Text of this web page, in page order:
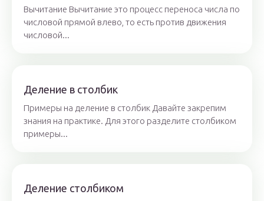
Вычитание Вычитание это процесс переноса числа по
числовой прямой влево, то есть против движения
числовой...
Деление в столбик
Примеры на деление в столбик Давайте закрепим
знания на практике. Для этого разделите столбиком
примеры...
Деление столбиком